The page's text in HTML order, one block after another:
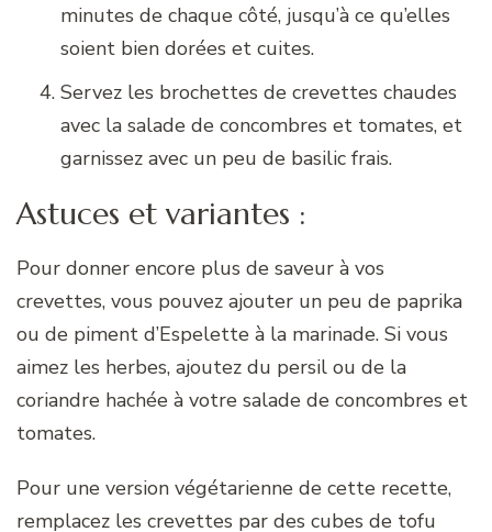
minutes de chaque côté, jusqu’à ce qu’elles
soient bien dorées et cuites.
Servez les brochettes de crevettes chaudes
avec la salade de concombres et tomates, et
garnissez avec un peu de basilic frais.
Astuces et variantes :
Pour donner encore plus de saveur à vos
crevettes, vous pouvez ajouter un peu de paprika
ou de piment d’Espelette à la marinade. Si vous
aimez les herbes, ajoutez du persil ou de la
coriandre hachée à votre salade de concombres et
tomates.
Pour une version végétarienne de cette recette,
remplacez les crevettes par des cubes de tofu